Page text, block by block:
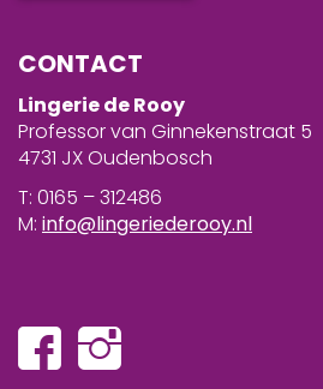
CONTACT
Lingerie de Rooy
Professor van Ginnekenstraat 5
4731 JX Oudenbosch
T: 0165 – 312486
M: info@lingeriederooy.nl